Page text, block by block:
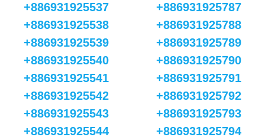
+886931925537
+886931925538
+886931925539
+886931925540
+886931925541
+886931925542
+886931925543
+886931925544
+886931925787
+886931925788
+886931925789
+886931925790
+886931925791
+886931925792
+886931925793
+886931925794